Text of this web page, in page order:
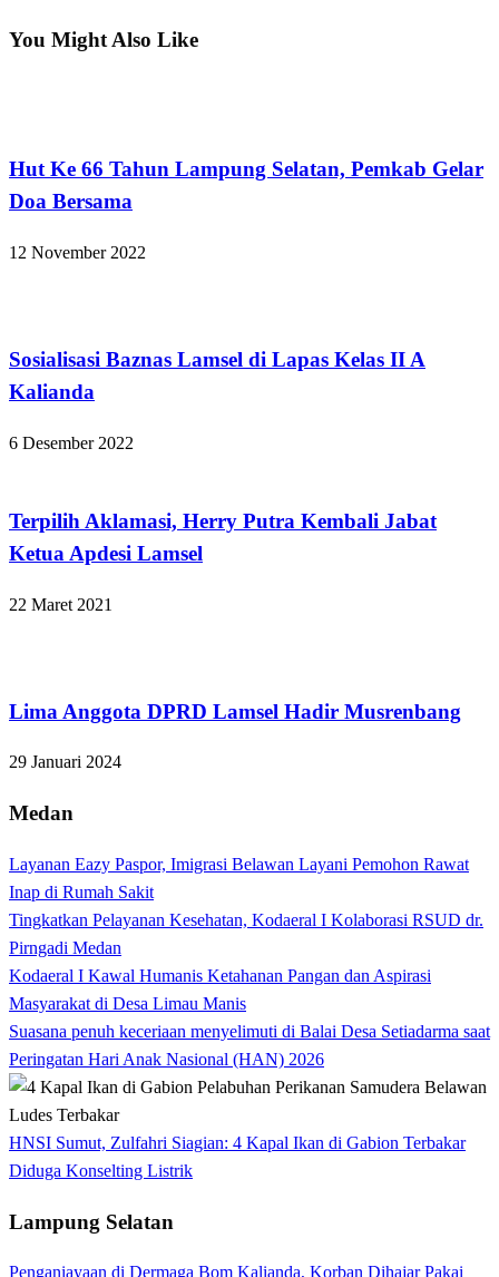
You Might Also Like
Hut Ke 66 Tahun Lampung Selatan, Pemkab Gelar
Doa Bersama
12 November 2022
Sosialisasi Baznas Lamsel di Lapas Kelas II A
Kalianda
6 Desember 2022
Terpilih Aklamasi, Herry Putra Kembali Jabat
Ketua Apdesi Lamsel
22 Maret 2021
Lima Anggota DPRD Lamsel Hadir Musrenbang
29 Januari 2024
Medan
Layanan Eazy Paspor, Imigrasi Belawan Layani Pemohon Rawat
Inap di Rumah Sakit
Tingkatkan Pelayanan Kesehatan, Kodaeral I Kolaborasi RSUD dr.
Pirngadi Medan‎
Kodaeral I Kawal Humanis Ketahanan Pangan dan Aspirasi
Masyarakat di Desa Limau Manis
Suasana penuh keceriaan menyelimuti di Balai Desa Setiadarma saat
Peringatan Hari Anak Nasional (HAN) 2026
HNSI Sumut, Zulfahri Siagian: 4 Kapal Ikan di Gabion Terbakar
Diduga Konselting Listrik
Lampung Selatan
Penganiayaan di Dermaga Bom Kalianda, Korban Dihajar Pakai